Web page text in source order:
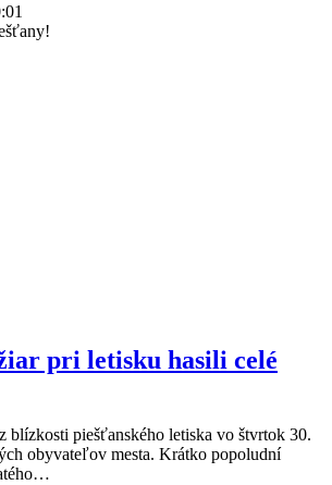
pri letisku hasili celé
blízkosti piešťanského letiska vo štvrtok 30.
obyvateľov mesta. Krátko popoludní